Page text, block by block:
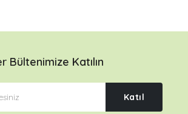
Bültenimize Katılın
Katıl